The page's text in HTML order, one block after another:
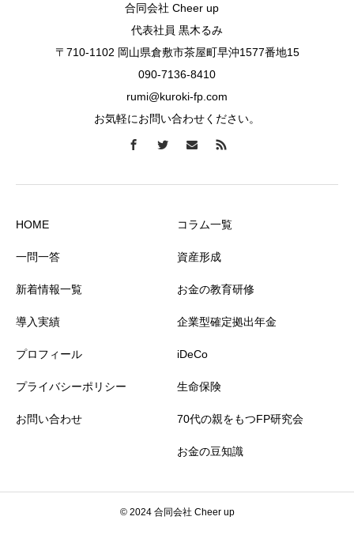
合同会社 Cheer up
代表社員 黒木るみ
〒710-1102 岡山県倉敷市茶屋町早沖1577番地15
090-7136-8410
rumi@kuroki-fp.com
お気軽にお問い合わせください。
HOME
一問一答
新着情報一覧
導入実績
プロフィール
プライバシーポリシー
お問い合わせ
コラム一覧
資産形成
お金の教育研修
企業型確定拠出年金
iDeCo
生命保険
70代の親をもつFP研究会
お金の豆知識
© 2024 合同会社 Cheer up